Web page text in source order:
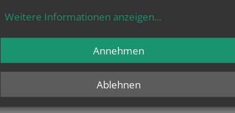
Weitere Informationen anzeigen...
Ablehnen
Annehmen